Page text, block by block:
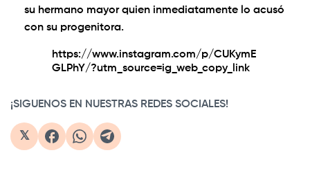
su hermano mayor quien inmediatamente lo acusó
con su progenitora.
https://www.instagram.com/p/CUKymE
GLPhY/?utm_source=ig_web_copy_link
¡SIGUENOS EN NUESTRAS REDES SOCIALES!
𝕏